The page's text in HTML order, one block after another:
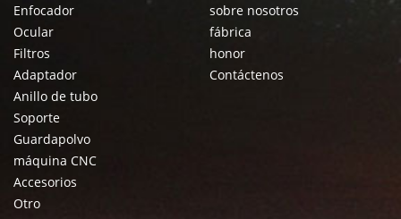
Enfocador
Ocular
Filtros
Adaptador
Anillo de tubo
Soporte
Guardapolvo
máquina CNC
Accesorios
Otro
sobre nosotros
fábrica
honor
Contáctenos